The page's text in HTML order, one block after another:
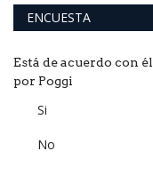
ENCUESTA
Está de acuerdo con
por Poggi
Si
No